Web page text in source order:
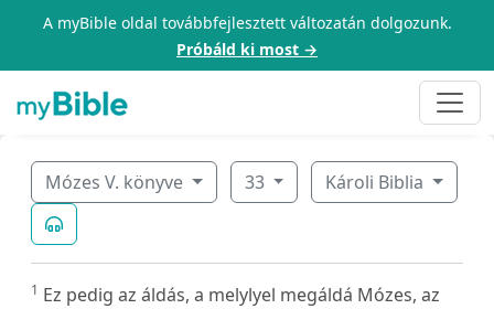
A myBible oldal továbbfejlesztett változatán dolgozunk.
Próbáld ki most →
Mózes V. könyve 33 Károli Biblia
1 Ez pedig az áldás, a melylyel megáldá Mózes, az